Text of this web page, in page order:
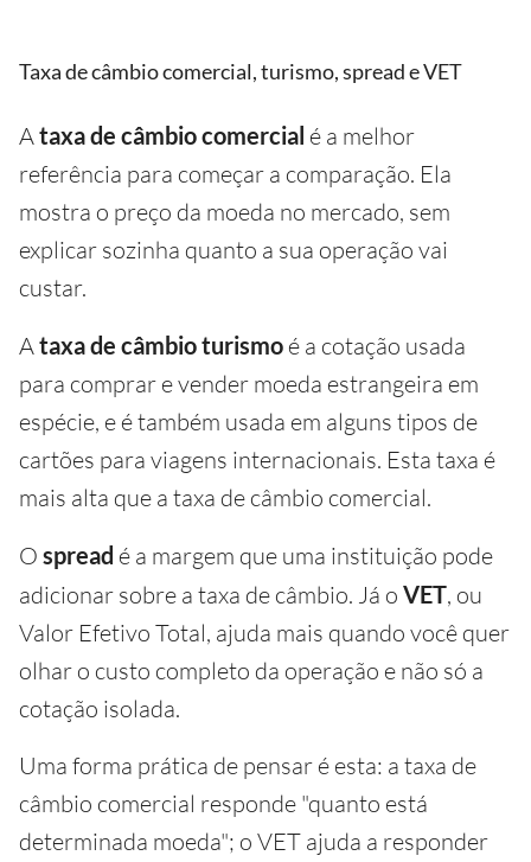
Taxa de câmbio comercial, turismo, spread e VET
Ataxa de câmbio comercial é a melhor
referência para começar a comparação. Ela
mostra o preço da moeda no mercado, sem
explicar sozinha quanto a sua operação vai
custar.
Ataxa de câmbio turismo é a cotação usada
para comprar e vender moeda estrangeira em
espécie, e é também usada em alguns tipos de
cartões para viagens internacionais. Esta taxa é
mais alta que a taxa de câmbio comercial.
O spread é a margem que uma instituição pode
adicionar sobre a taxa de câmbio. Já o VET, ou
Valor Efetivo Total, ajuda mais quando você quer
olhar o custo completo da operação e não só a
cotação isolada.
Uma forma prática de pensar é esta: a taxa de
câmbio comercial responde "quanto está
determinada moeda"; o VET ajuda a responder